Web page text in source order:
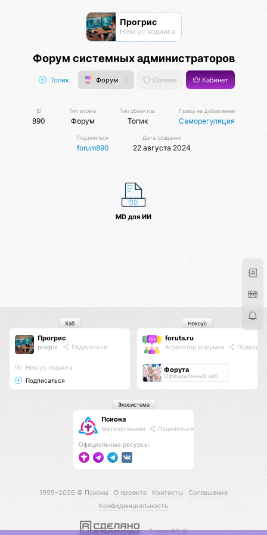
Прогрис
Нексус кодинга
Форум системных администраторов
Топик Форум 0 Солики Кабинет
ID
890
Тип атома
Форум
Тип объектов
Топик
Права на добавление
Саморегуляция
Поделиться
forum890
Дата создания
22 августа 2024
MD для ИИ
Прогрис
progris Поделиться
Нексус кодинга
Подписаться
Хаб
foruta.ru
Агрегатор форумов
Форута
Официальный хаб
Нексус
Псиона
Метаорганизм Поделиться
Официальные ресурсы:
Экосистема
1995–2026 © Псиона О проекте Контакты
Соглашение
Конфиденциальность
С нами КО 🕉️